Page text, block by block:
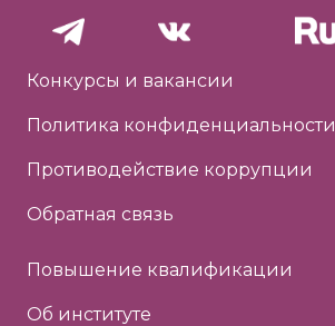
Конкурсы и вакансии
Политика конфиденциальности
Противодействие коррупции
Обратная связь
Повышение квалификации
Об институте